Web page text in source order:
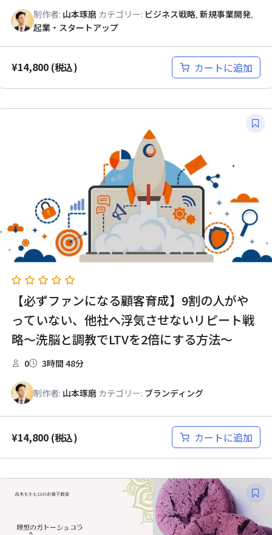
制作者: 山本琢磨カテゴリー: ビジネス戦略, 新規事業開発,
起業・スタートアップ
¥14,800 (税込) カートに追加
【必ずファンになる顧客育成】9割の人がや
っていない、他社へ浮気させないリピート戦
略～洗脳と調教でLTVを2倍にする方法～
0 3時間 48分
制作者: 山本琢磨カテゴリー: ブランディング
¥14,800 (税込) カートに追加